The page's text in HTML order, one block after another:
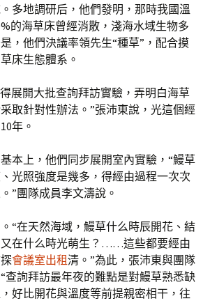
多地調研后，他們發明，那時我國溫
的海草床曾經消散，淺海水域生物多
，他們決議率領先生“種草”，配合摸
草床生態體系。
得展開大批查詢拜訪實驗，弄明白海草
取針對性辦法。”張沛東說，光這個經
年。
本上，他們同步展開室內實驗，“鰻草
光照強度是幾多，得經由過程一次次
”團隊成員李文濤說。
“在天然海域，鰻草什么時辰開花、結
在什么時光萌生？……這些都要經由
會議室出租清。”為此，張沛東與團隊
查詢拜訪最年夜的難點是對鰻草熟悉缺
好比開花與溫度等前提親密相干，往